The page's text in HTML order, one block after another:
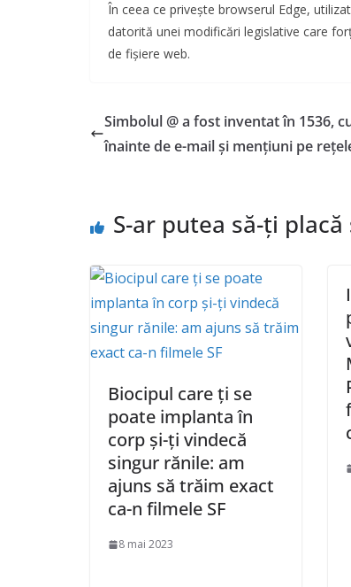
În ceea ce privește browserul Edge,
datorită unei modificări legislative care
de fișiere web.
Simbolul @ a fost inventat în 1536,
înainte de e-mail și mențiuni pe
S-ar putea să-ți placă
Biocipul care ți se
poate implanta în
corp și-ți vindecă
singur rănile: am
ajuns să trăim exact
ca-n filmele SF
8 mai 2023